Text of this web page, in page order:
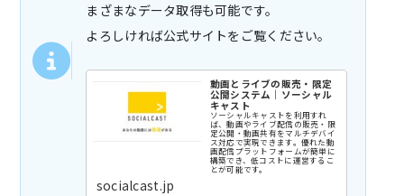
まざまなデータ取得も可能です。
よろしければ公式サイトをご覧ください。
動画とライブの販売・限定
公開システム｜ソーシャル
キャスト
ソーシャルキャストを利用すれ
ば、動画やライブ配信の販売・限
定公開・動画共有をマルチデバイ
ス対応で実現できます。優れた動
画配信プラットフォームが簡単に
構築でき、低コストに運営するこ
とが可能です。
socialcast.jp